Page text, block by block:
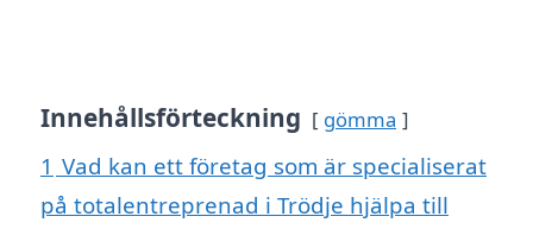
Innehållsförteckning gömma
1 Vad kan ett företag som är specialiserat
på totalentreprenad i Trödje hjälpa till